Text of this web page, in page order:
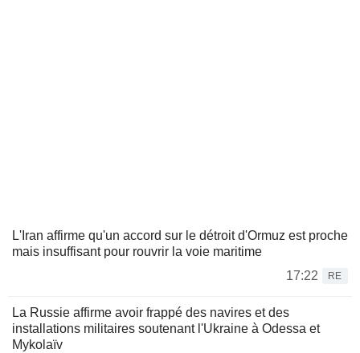
L'Iran affirme qu'un accord sur le détroit d'Ormuz est proche
mais insuffisant pour rouvrir la voie maritime
17:22
RE
La Russie affirme avoir frappé des navires et des
installations militaires soutenant l'Ukraine à Odessa et
Mykolaïv